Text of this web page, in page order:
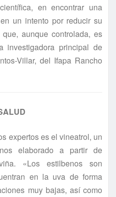
en encontrar una
un intento por reducir su
aunque controlada, es
investigadora principal de
Villar, del Ifapa Rancho
expertos es el vineatrol, un
elaborado a partir de
«Los estilbenos son
en la uva de forma
muy bajas, así como